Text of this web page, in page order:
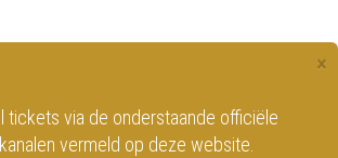
×
tickets via de onderstaande officiële
vermeld op deze website.